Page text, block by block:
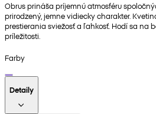
Obrus prináša príjemnú atmosféru
prirodzený, jemne vidiecky charakter.
prestierania sviežosť a ľahkosť. Hodí sa na
príležitosti.
Farby
Detaily